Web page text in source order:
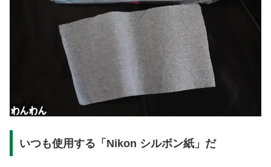
いつも使用する「Nikon シルボン紙」だ